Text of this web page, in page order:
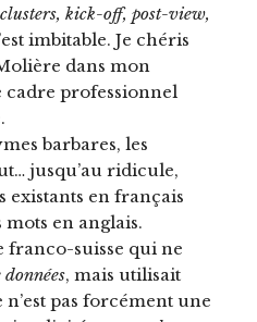
kick-off, post-view,
imbitable. Je chéris
dans mon
cadre professionnel
barbares, les
jusqu’au ridicule,
existants en français
en anglais.
franco-suisse qui ne
données, mais utilisait
n’est pas forcément une